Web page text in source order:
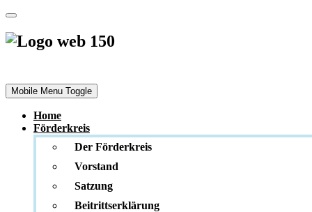
Mobile Menu Toggle
Home
Förderkreis
Der Förderkreis
Vorstand
Satzung
Beitrittserklärung